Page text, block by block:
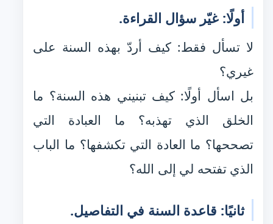
أولًا: غيّر سؤال القراءة.
لا تسأل فقط: كيف أردّ بهذه السنة على
غيري؟
بل اسأل أولًا: كيف تبنيني هذه السنة؟ ما
الخلق الذي تهذبه؟ ما العبادة التي
تصححها؟ ما العادة التي تكشفها؟ ما الباب
الذي تفتحه لي إلى الله؟
ثانيًا: قاعدة السنة في التفاصيل.